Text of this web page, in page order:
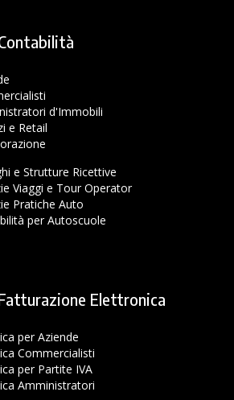
d'Immobili
e Retail
e Strutture Ricettive
Viaggi e Tour Operator
Pratiche Auto
per Autoscuole
Elettronica
per Aziende
Commercialisti
per Partite IVA
Amministratori